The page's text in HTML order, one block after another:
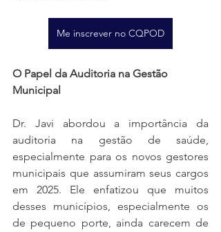
Me inscrever no CQPOD
O Papel da Auditoria na Gestão
Municipal
Dr. Javi abordou a importância da
auditoria na gestão de saúde,
especialmente para os novos gestores
municipais que assumiram seus cargos
em 2025. Ele enfatizou que muitos
desses municípios, especialmente os
de pequeno porte, ainda carecem de